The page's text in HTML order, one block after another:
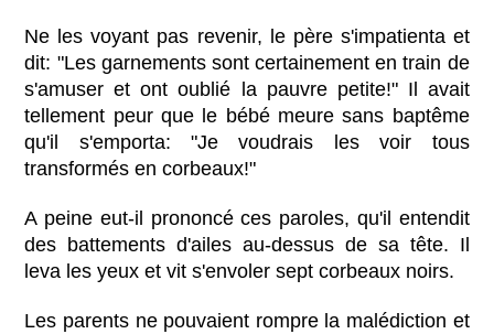
Ne les voyant pas revenir, le père s'impatienta et
dit: "Les garnements sont certainement en train de
s'amuser et ont oublié la pauvre petite!" Il avait
tellement peur que le bébé meure sans baptême
qu'il s'emporta: "Je voudrais les voir tous
transformés en corbeaux!"
A peine eut-il prononcé ces paroles, qu'il entendit
des battements d'ailes au-dessus de sa tête. Il
leva les yeux et vit s'envoler sept corbeaux noirs.
Les parents ne pouvaient rompre la malédiction et